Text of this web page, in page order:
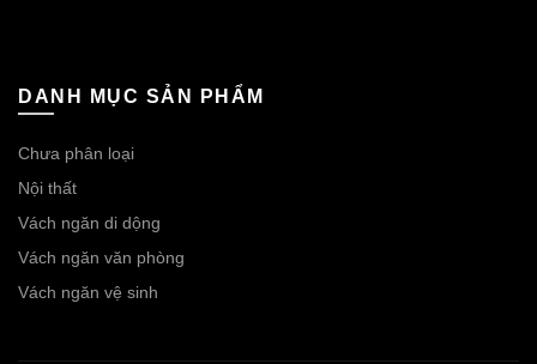
DANH MỤC SẢN PHẨM
Chưa phân loại
Nội thất
Vách ngăn di dộng
Vách ngăn văn phòng
Vách ngăn vệ sinh